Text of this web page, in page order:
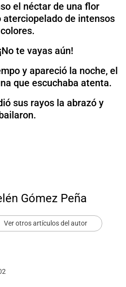
el néctar de una flor
de intensos
colores.
te vayas aún!
y apareció la noche, el
que escuchaba atenta.
sus rayos la abrazó y
Gómez Peña
Ver otros artículos del autor